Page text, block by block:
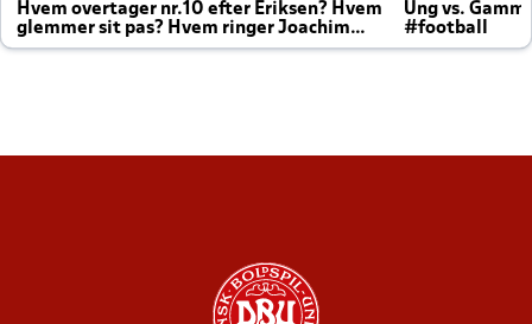
Hvem overtager nr.10 efter Eriksen? Hvem
glemmer sit pas? Hvem ringer Joachim
altid til efter kampe?
Ung vs.
#football